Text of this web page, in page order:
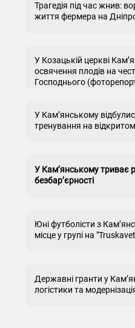
Трагедія під час жнив:
життя фермера на
У Козацькій церкві
освячення плодів на
Господнього
У Кам’янському
тренування на
У Кам’янському триває
безбар’єрності
Юні футболісти з
місце у групі на
Державні гранти у
логістики та